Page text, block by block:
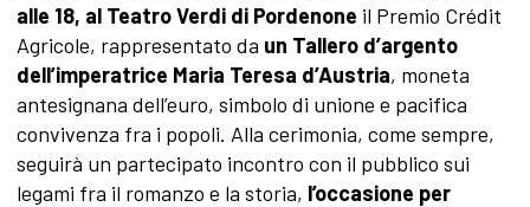
alle 18, al Teatro Verdi di Pordenone il Premio Crédit
Agricole, rappresentato da un Tallero d’argento
dell’imperatrice Maria Teresa d’Austria, moneta
antesignana dell’euro, simbolo di unione e pacifica
convivenza fra i popoli. Alla cerimonia, come sempre,
seguirà un partecipato incontro con il pubblico sui
legami fra il romanzo e la storia, l’occasione per